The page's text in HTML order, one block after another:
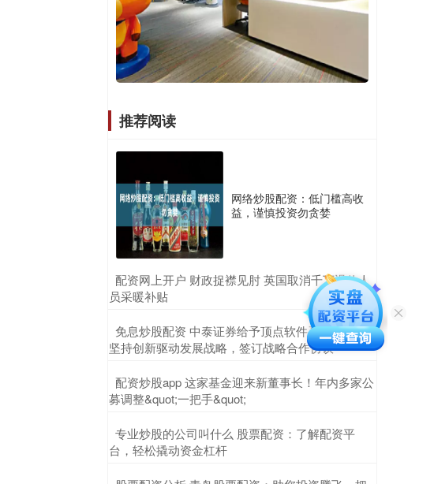
推荐阅读
网络炒股配资：低门槛高收
益，谨慎投资勿贪婪
​配资网上开户 财政捉襟见肘 英国取消千万退休人
员采暖补贴
​免息炒股配资 中泰证券给予顶点软件买入评级，
坚持创新驱动发展战略，签订战略合作协议
​配资炒股app 这家基金迎来新董事长！年内多家公
募调整&quot;一把手&quot;
​专业炒股的公司叫什么 股票配资：了解配资平
台，轻松撬动资金杠杆